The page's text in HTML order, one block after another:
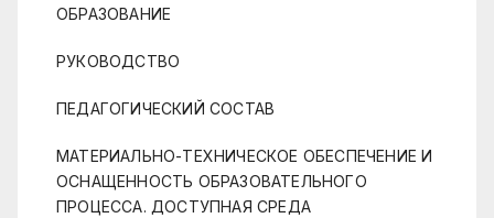
ОБРАЗОВАНИЕ
РУКОВОДСТВО
ПЕДАГОГИЧЕСКИЙ СОСТАВ
МАТЕРИАЛЬНО-ТЕХНИЧЕСКОЕ ОБЕСПЕЧЕНИЕ И
ОСНАЩЕННОСТЬ ОБРАЗОВАТЕЛЬНОГО
ПРОЦЕССА. ДОСТУПНАЯ СРЕДА